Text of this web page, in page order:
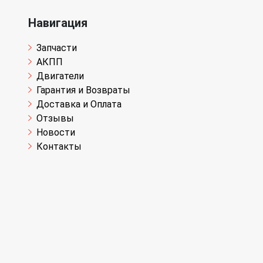
Навигация
Запчасти
АКПП
Двигатели
Гарантия и Возвраты
Доставка и Оплата
Отзывы
Новости
Контакты